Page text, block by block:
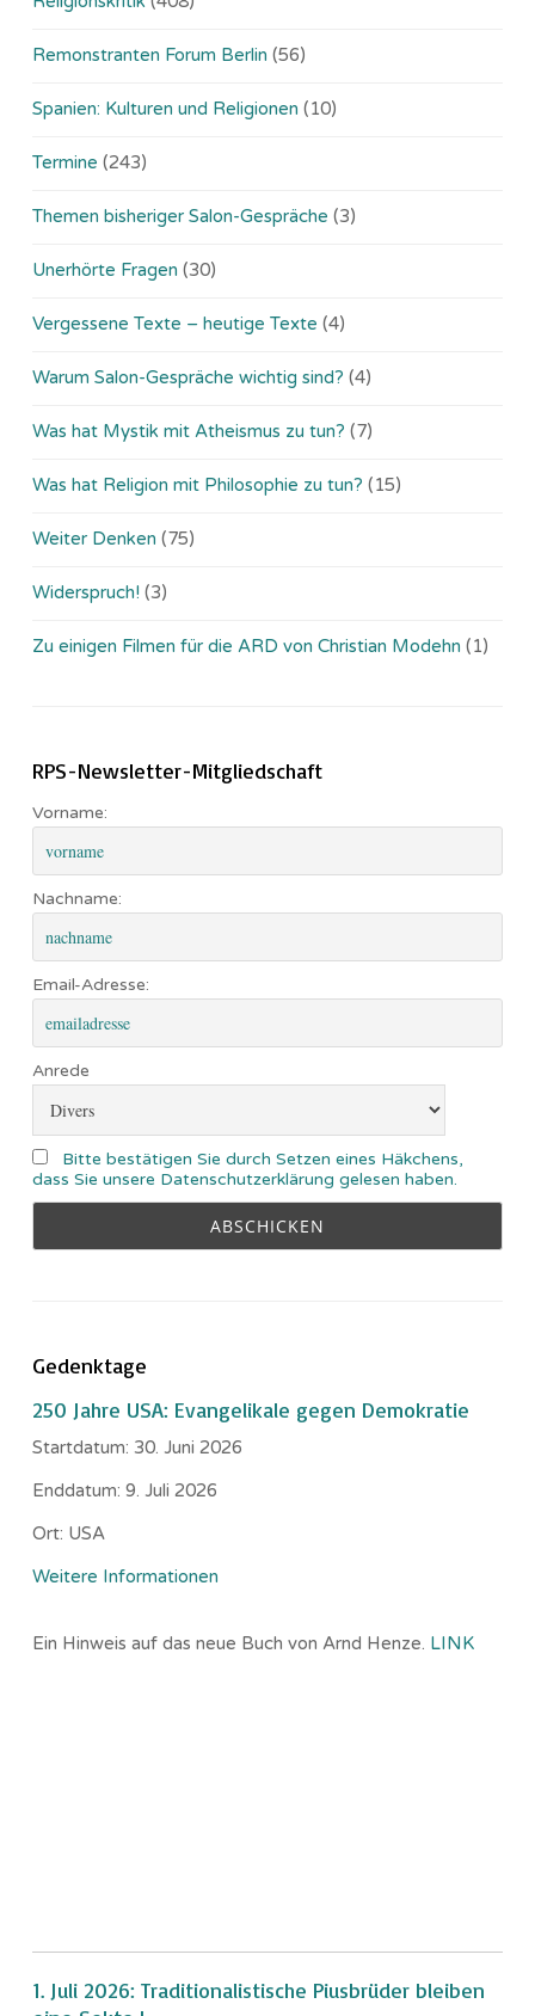
Remonstranten Forum Berlin (56)
Spanien: Kulturen und Religionen (10)
Termine (243)
Themen bisheriger Salon-Gespräche (3)
Unerhörte Fragen (30)
Vergessene Texte – heutige Texte (4)
Warum Salon-Gespräche wichtig sind? (4)
Was hat Mystik mit Atheismus zu tun? (7)
Was hat Religion mit Philosophie zu tun? (15)
Weiter Denken (75)
Widerspruch! (3)
Zu einigen Filmen für die ARD von Christian Modehn (1)
RPS-Newsletter-Mitgliedschaft
Vorname:
Nachname:
Email-Adresse:
Anrede
Bitte bestätigen Sie durch Setzen eines Häkchens,
dass Sie unsere Datenschutzerklärung gelesen haben.
Gedenktage
250 Jahre USA: Evangelikale gegen Demokratie
Startdatum: 30. Juni 2026
Enddatum: 9. Juli 2026
Ort: USA
Weitere Informationen
Ein Hinweis auf das neue Buch von Arnd Henze. LINK
1. Juli 2026: Traditionalistische Piusbrüder bleiben